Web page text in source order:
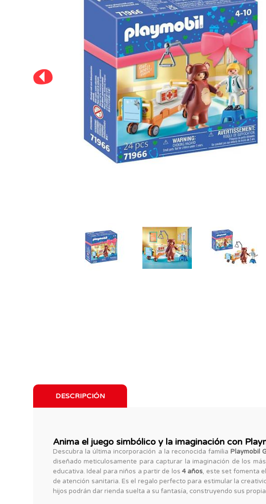
DESCRIPCIÓN
Anima el juego simbólico y la imaginación con
Descubra la última incorporación a la reconocida familiaPlaymobil
diseñado meticulosamente para capturar la imaginación de los
educativa. Ideal para niños a partir de los4 años, este set fomenta
de atención sanitaria. Es el regalo perfecto para estimular la
hijos podrán dar rienda suelta a su fantasía, construyendo sus